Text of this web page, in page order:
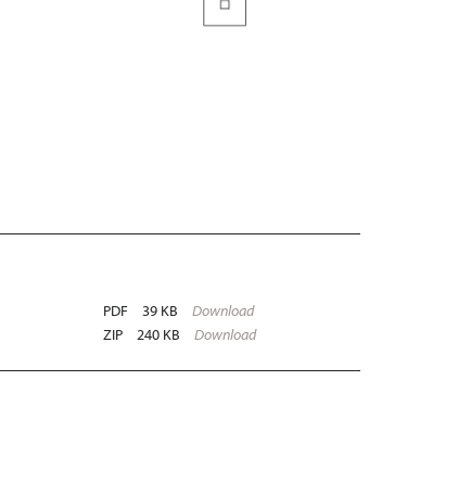
PDF 39 KB
Download
ZIP 240 KB Download